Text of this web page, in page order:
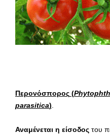
Περονόσπορος (
parasitica).
Αναμένεται η είσοδος του